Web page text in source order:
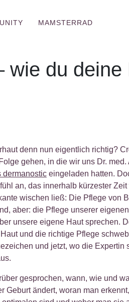
MAMSTERRAD
wie du deine
denn nun eigentlich richtig?
gehen, in die wir uns Dr. med.
dermanosticeingeladen hatten.
an, das innerhalb kürzester
wischen ließ: Die Pflege von
aber: die Pflege unserer
unsere eigene Haut sprechen.
und die richtige Pflege
und jetzt, wo die Expertin
gesprochen, wann, wie und
Geburt ändert, woran man